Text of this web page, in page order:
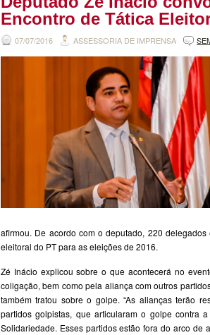
Encontro de Tática
07/07/2016 ASSESSORIA DE IMPRENSA
afirmou. De acordo com o deputado, 220
eleitoral do PT para as eleições de 2016.
Zé Inácio explicou sobre o que acontecerá no
coligação, bem como pela aliança com outros
também tratou sobre o golpe. “As alianças terão
partidos golpistas, que articularam o golpe contra
Solidariedade. Esses partidos estão fora do arco de